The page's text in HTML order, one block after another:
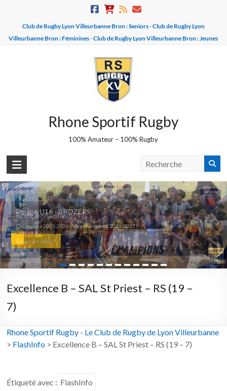
content
Club de Rugby Lyon Villeurbanne Bron : Seniors-Club de Rugby Lyon
Villeurbanne Bron : Féminines-Club de Rugby Lyon Villeurbanne Bron : Jeunes
Rhone Sportif Rugby
100% Amateur – 100% Rugby
Equipe U16 - BROZERS
Champions 2025-2026 - Vice champions 2026-2027 !
Revoir en vidéo >
Ecole de Rugby
>
Excellence B – SAL St Priest – RS (19 –
7)
Rhone Sportif Rugby - Le Club de Rugby de Lyon Villeurbanne
> FlashInfo > Excellence B – SAL St Priest – RS (19 – 7)
Étiqueté avec : FlashInfo